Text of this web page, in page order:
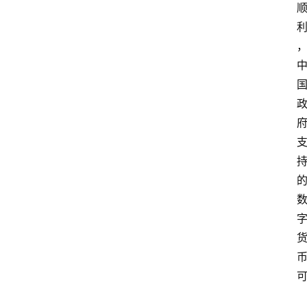
顺
利
，
中
国
政
府
支
持
的
数
字
货
币
可